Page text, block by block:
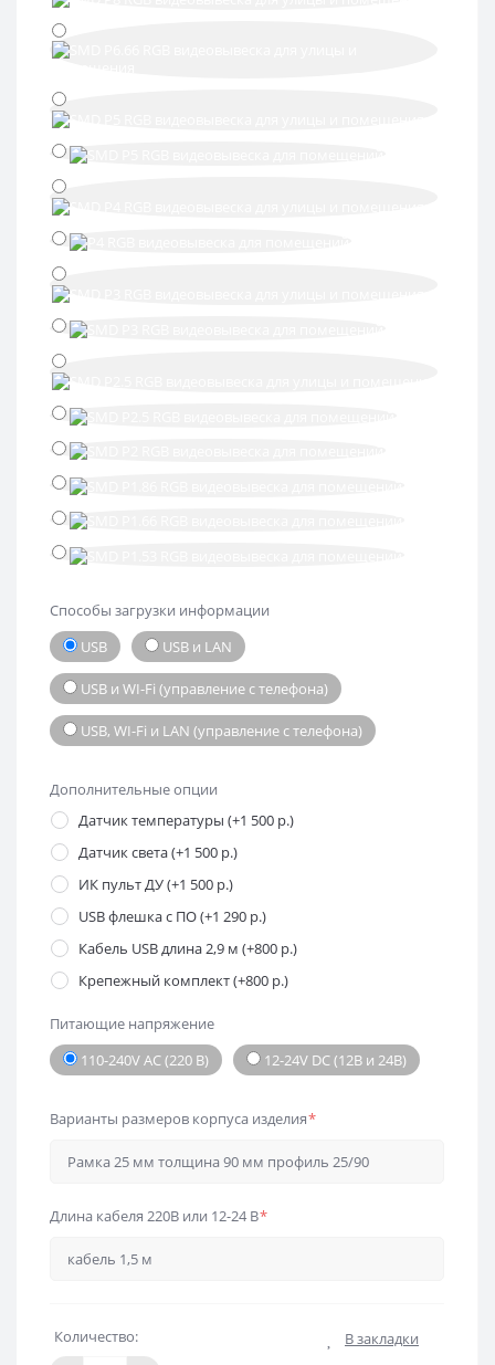
Способы загрузки информации
USB
USB и LAN
USB и WI-Fi (управление с телефона)
USB, WI-Fi и LAN (управление с телефона)
Дополнительные опции
Датчик температуры (+1 500 р.)
Датчик света (+1 500 р.)
ИК пульт ДУ (+1 500 р.)
USB флешка с ПО (+1 290 р.)
Кабель USB длина 2,9 м (+800 р.)
Крепежный комплект (+800 р.)
Питающие напряжение
110-240V AC (220 В)
12-24V DC (12В и 24В)
Варианты размеров корпуса изделия*
Длина кабеля 220В или 12-24 В*
Количество: В закладки